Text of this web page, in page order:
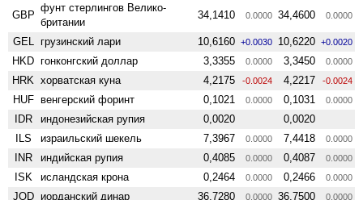
GBP
фунт стерлингов Велико­
британии
34,1410 0.0000 34,4600 0.0000
GEL грузинский лари 10,6160 +0.0030 10,6220 +0.0020
HKD гонконгский доллар 3,3355 0.0000 3,3450 0.0000
HRK хорватская куна 4,2175 -0.0024 4,2217 -0.0024
HUF венгерский форинт 0,1021 0.0000 0,1031 0.0000
IDR индонезийская рупия 0,0020
0,0020
ILS
израильский шекель 7,3967 0.0000 7,4418 0.0000
INR индийская рупия 0,4085 0.0000 0,4087 0.0000
ISK исландская крона 0,2464 0.0000 0,2466 0.0000
JOD иорданский динар 36,7280 0.0000 36,7500 0.0000